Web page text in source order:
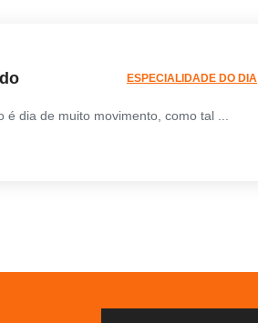
ESPECIALIDADE DO DIA
é dia de muito movimento, como tal ...